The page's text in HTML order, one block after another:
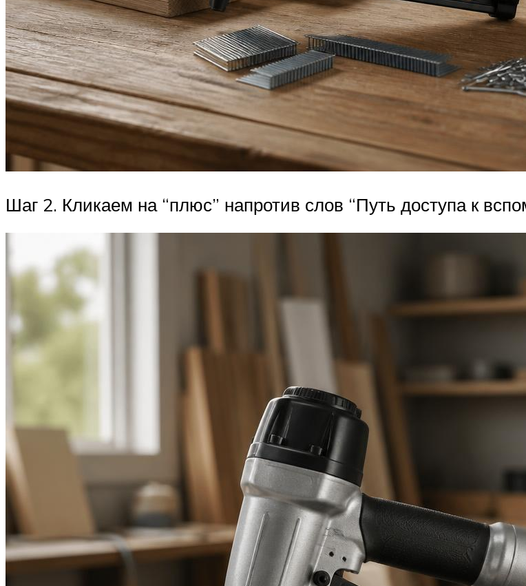
Шаг 2. Кликаем на “плюс” напротив слов “Путь доступа к